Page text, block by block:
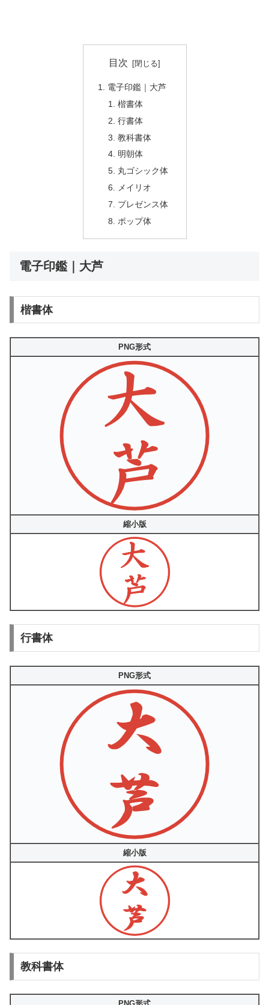
目次
電子印鑑｜大芦
楷書体
行書体
教科書体
明朝体
丸ゴシック体
メイリオ
プレゼンス体
ポップ体
電子印鑑｜大芦
楷書体
PNG形式
縮小版
行書体
PNG形式
縮小版
教科書体